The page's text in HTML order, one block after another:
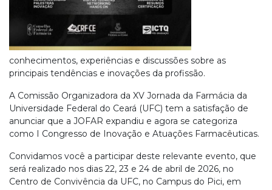
conhecimentos, experiências e discussões sobre as
principais tendências e inovações da profissão.
A Comissão Organizadora da XV Jornada da Farmácia da
Universidade Federal do Ceará (UFC) tem a satisfação de
anunciar que a JOFAR expandiu e agora se categoriza
como I Congresso de Inovação e Atuações Farmacêuticas.
Convidamos você a participar deste relevante evento, que
será realizado nos dias 22, 23 e 24 de abril de 2026, no
Centro de Convivência da UFC, no Campus do Pici, em